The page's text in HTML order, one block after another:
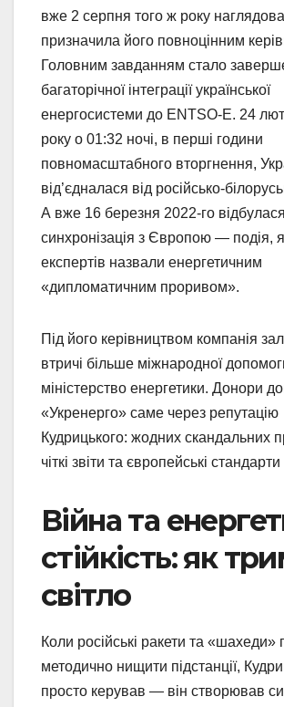
вже 2 серпня того ж року
призначила його повноцінним
Головним завданням стало
багаторічної інтеграції української
енергосистеми до ENTSO-E. 24
року о 01:32 ночі, в перші години
повномасштабного вторгнення,
від’єдналася від російсько-
А вже 16 березня 2022-го
синхронізація з Європою — подія,
експертів назвали енергетичним
«дипломатичним проривом».
Під його керівництвом компанія
втричі більше міжнародної
міністерство енергетики. Донори
«Укренерго» саме через репутацію
Кудрицького: жодних скандальних
чіткі звіти та європейські
Війна та
стійкість: як
світло
Коли російські ракети та «шахеди»
методично нищити підстанції,
просто керував — він створював